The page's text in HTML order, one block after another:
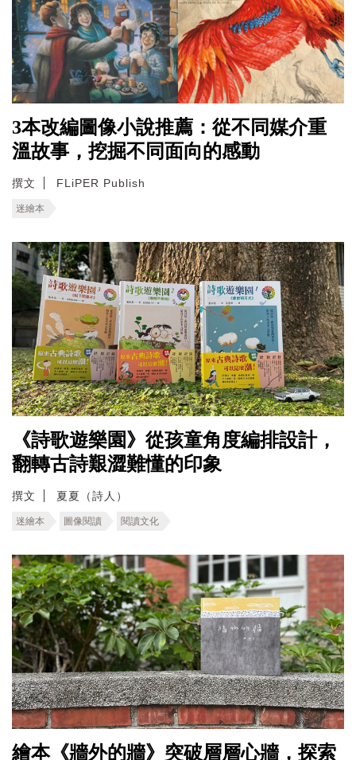
3本改編圖像小說推薦：從不同媒介重
溫故事，挖掘不同面向的感動
撰文 FLiPER Publish
迷繪本
《詩歌遊樂園》從孩童角度編排設計，
翻轉古詩艱澀難懂的印象
撰文 夏夏（詩人）
迷繪本 圖像閱讀 閱讀文化
繪本《牆外的牆》突破層層心牆，探索